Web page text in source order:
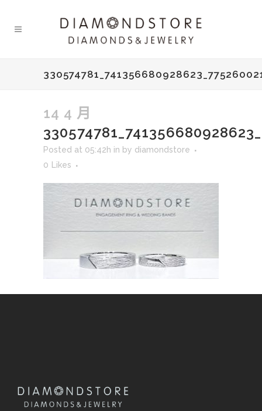
14 4 月
Posted at 05:42h in by diamondstore
0
Likes